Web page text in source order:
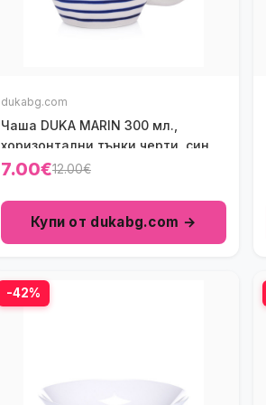
dukabg.com
Чаша DUKA MARIN 300 мл.,
хоризонтални тънки черти, син
7.00€12.00€
Купи от dukabg.com →
-42%